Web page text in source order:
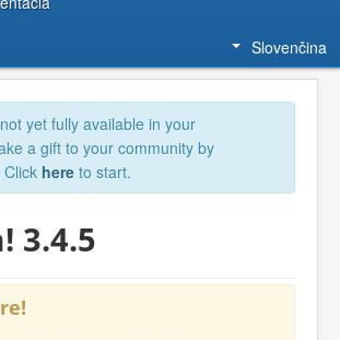
Slovenčina
yet fully available in your
a gift to your community by
here to start.
3.4.5